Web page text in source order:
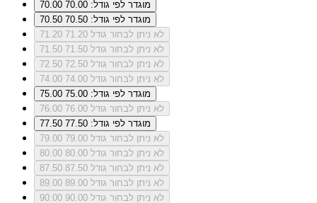
70.00
מוגדר לפי גודל: 70.00
70.50
מוגדר לפי גודל: 70.50
71.20
לא ניתן לבחור גודל 71.20
71.50
לא ניתן לבחור גודל 71.50
72.50
לא ניתן לבחור גודל 72.50
74.00
לא ניתן לבחור גודל 74.00
75.00
מוגדר לפי גודל: 75.00
76.00
לא ניתן לבחור גודל 76.00
77.50
מוגדר לפי גודל: 77.50
79.00
לא ניתן לבחור גודל 79.00
80.00
לא ניתן לבחור גודל 80.00
87.50
לא ניתן לבחור גודל 87.50
89.00
לא ניתן לבחור גודל 89.00
90.00
לא ניתן לבחור גודל 90.00